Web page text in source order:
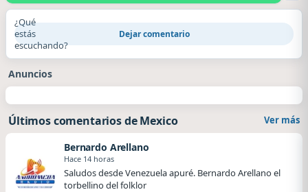
¿Qué
estás
escuchando?
Dejar comentario
Anuncios
Últimos comentarios de Mexico Ver más
Bernardo Arellano
Hace 14 horas
Saludos desde Venezuela apuré. Bernardo Arellano el
torbellino del folklor